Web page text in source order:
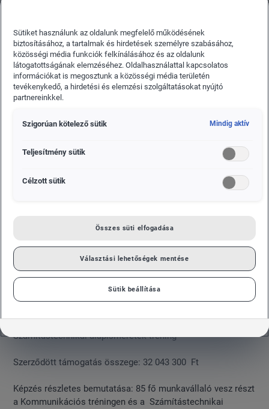
TERMELÉKENYSÉGÉNEK JAVÍTÁSA A
MUNKAERŐ FEJLESZTÉSÉN KERESZTÜL
TÖRTÉNŐ TÁMOGATÁSÁRÓL
Kedvezményezett neve: SPIRIT AUTO Kereskedelmi
Számítástechnikai alapismeretek tréning
Szerződött támogatás összege: 32 043 300 Ft
Képzés részletes bemutatása: 85 fő munkavállaló vesz részt
a Kommunikációs tréningen és a Számítástechnikai
Sütiket használunk az oldalunk megfelelő működésének
biztosításához, a tartalmak és hirdetések személyre szabásához,
közösségi média funkciók felkínálásához és az oldalunk
látogatottságának elemzéséhez. Oldalhasználattal kapcsolatos
információkat is megosztunk a közösségi média területén
tevékenykedő, a hirdetési és elemzési szolgáltatásokat nyújtó
partnereinkkel.
Szigorúan kötelező sütik Mindig aktív
Teljesítmény sütik
Célzott sütik
Összes süti elfogadása
Választási lehetőségek mentése
Sütik beállítása